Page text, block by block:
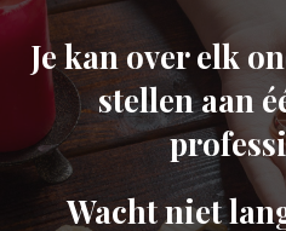
Je kan over elk
stellen aan
Wacht niet